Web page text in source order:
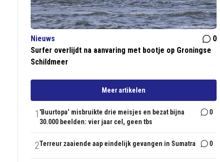
Nieuws
0
Surfer overlijdt na aanvaring met bootje op Groningse
Schildmeer
Meer artikelen
1 'Buurtopa’ misbruikte drie meisjes en bezat bijna
30.000 beelden: vier jaar cel, geen tbs
0
2Terreur zaaiende aap eindelijk gevangen in Sumatra 0